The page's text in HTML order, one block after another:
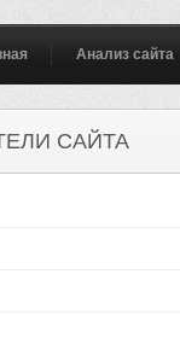
Анализ сайта
САЙТА